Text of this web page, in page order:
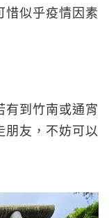
惜似乎疫情因素
有到竹南或通宵
朋友，不妨可以